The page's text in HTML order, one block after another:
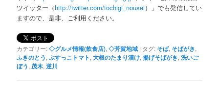
ツイッター（http://twitter.com/tochigi_nousei）」でも発信してい
ますので、是非、ご利用ください。
カテゴリー:◇グルメ情報(飲食店),◇芳賀地域 | タグ: そば, そばがき,
ふきのとう,ぶすっこトマト,大根のたまり漬け,揚げそばがき,洗いご
ぼう, 茂木,逆川